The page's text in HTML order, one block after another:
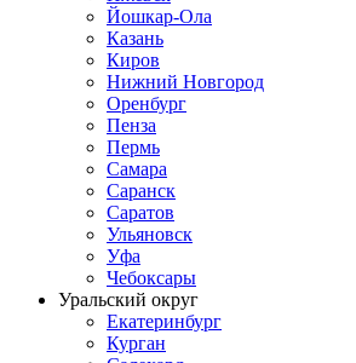
Йошкар-Ола
Казань
Киров
Нижний Новгород
Оренбург
Пенза
Пермь
Самара
Саранск
Саратов
Ульяновск
Уфа
Чебоксары
Уральский округ
Екатеринбург
Курган